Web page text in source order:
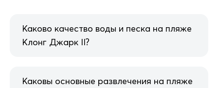
Каково качество воды и песка на пляже
Клонг Джарк II?
Каковы основные развлечения на пляже